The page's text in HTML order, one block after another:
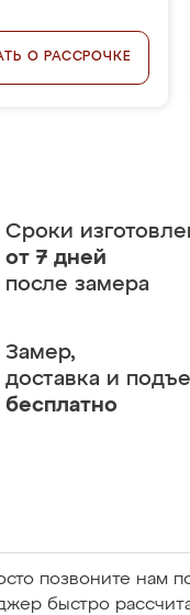
О РАССРОЧКЕ
Сроки
от 7 дней
после замера
Замер,
доставка и
бесплатно
позвоните нам
быстро